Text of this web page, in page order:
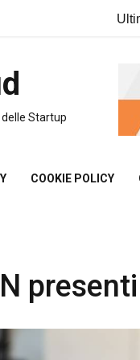
dell’integrazione
Startup
COOKIE POLICY